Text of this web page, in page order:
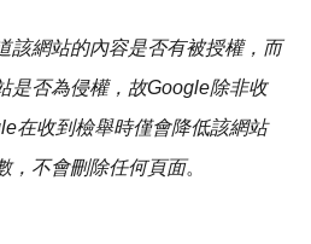
該網站的內容是否有被授權，而
是否為侵權，故Google除非收
在收到檢舉時僅會降低該網站
，不會刪除任何頁面。